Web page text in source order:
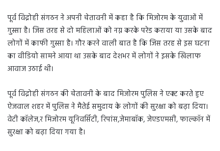
पूर्व विद्रोही संगठन ने अपनी चेतावनी में कहा है कि मिजोरम के युवाओं में
गुस्सा है। जिस तरह से दो महिलाओं को नग्न करके परेड कराया या उसके बाद
लोगों में काफी गुस्सा है। गौर करने वाली बात है कि जिस तरह से इस घटना
का वीडियो सामने आया था उसके बाद देशभर में लोगों ने इसके खिलाफ
आवाज उठाई थी।
पूर्व विद्रोही संगठन की चेतावनी के बाद मिजोरम पुलिस ने एक्ट करते हुए
ऐजवाल शहर में पुलिस ने मैतेई समुदाय के लोगों की सुरक्षा को बढ़ा दिया।
वेटी कॉलेज,र मिजोरम यूनिवर्सिटी, रिपांस,जेमाबॉक, जेएडएमसी, फाल्कॉन में
सुरक्षा को बढ़ा दिया गया है।